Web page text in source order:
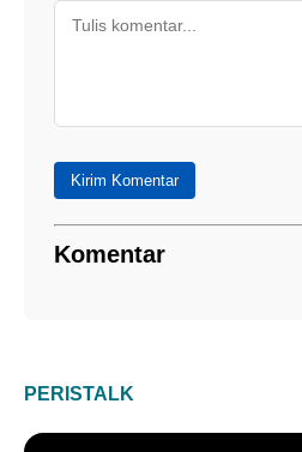
Kirim Komentar
Komentar
PERISTALK